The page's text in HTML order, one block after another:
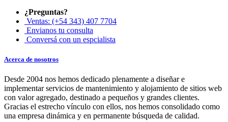
¿Preguntas?
Ventas: (+54 343) 407 7704
Envianos tu consulta
Conversá con un espcialista
Acerca de nosotros
Desde 2004 nos hemos dedicado plenamente a diseñar e
implementar servicios de mantenimiento y alojamiento de sitios web
con valor agregado, destinado a pequeños y grandes clientes.
Gracias el estrecho vínculo con ellos, nos hemos consolidado como
una empresa dinámica y en permanente búsqueda de calidad.